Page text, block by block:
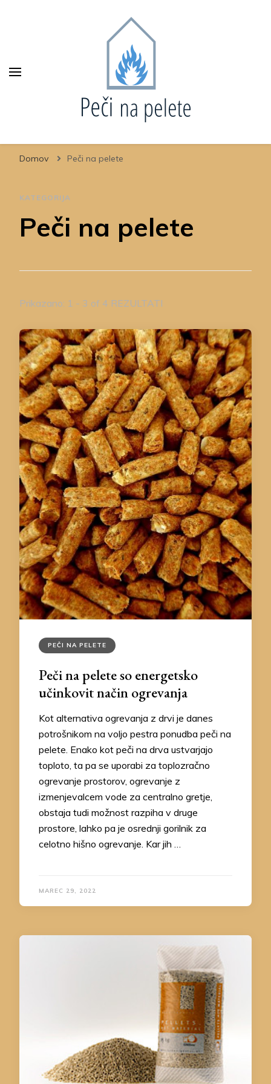
Domov Peči na pelete
KATEGORIJA
Peči na pelete
Prikazano: 1 - 3 of 4 REZULTATI
PEČI NA PELETE
Peči na pelete so energetsko
učinkovit način ogrevanja
Kot alternativa ogrevanja z drvi je danes
potrošnikom na voljo pestra ponudba peči na
pelete. Enako kot peči na drva ustvarjajo
toploto, ta pa se uporabi za toplozračno
ogrevanje prostorov, ogrevanje z
izmenjevalcem vode za centralno gretje,
obstaja tudi možnost razpiha v druge
prostore, lahko pa je osrednji gorilnik za
celotno hišno ogrevanje. Kar jih …
MAREC 29, 2022